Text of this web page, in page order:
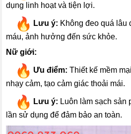
dụng linh hoạt và tiện lợi.
Lưu ý: Không đeo quá lâu
máu, ảnh hưởng đến sức khỏe.
Nữ giới:
Ưu điểm: Thiết kế mềm
nhạy cảm, tạo cảm giác thoải mái.
Lưu ý: Luôn làm sạch sản
lần sử dụng để đảm bảo an toàn.